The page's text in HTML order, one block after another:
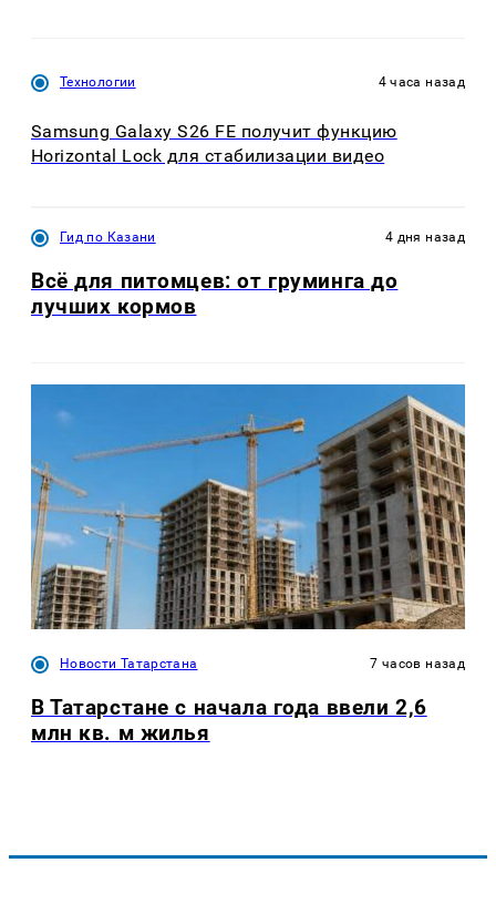
Технологии 4 часа назад
Samsung Galaxy S26 FE получит функцию
Horizontal Lock для стабилизации видео
Гид по Казани 4 дня назад
Всё для питомцев: от груминга до
лучших кормов
Новости Татарстана 7 часов назад
В Татарстане с начала года ввели 2,6
млн кв. м жилья